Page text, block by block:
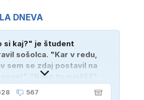
DNEVA
si kaj?" je študent
sošolca. "Kar v redu,
sem se zdaj postavil na
noge!" "Kako to misliš?"
je vzel avto!"
567